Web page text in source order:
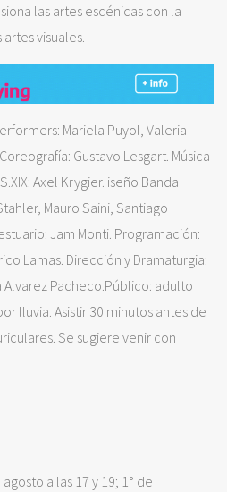
las artes escénicas con la
visuales.
Mariela Puyol, Valeria
Gustavo Lesgart. Música
Axel Krygier. iseño Banda
Mauro Saini, Santiago
Jam Monti. Programación:
Lamas. Dirección y Dramaturgia:
Alvarez Pacheco.Público: adulto
lluvia. Asistir 30 minutos antes de
Se sugiere venir con
a las 17 y 19; 1° de